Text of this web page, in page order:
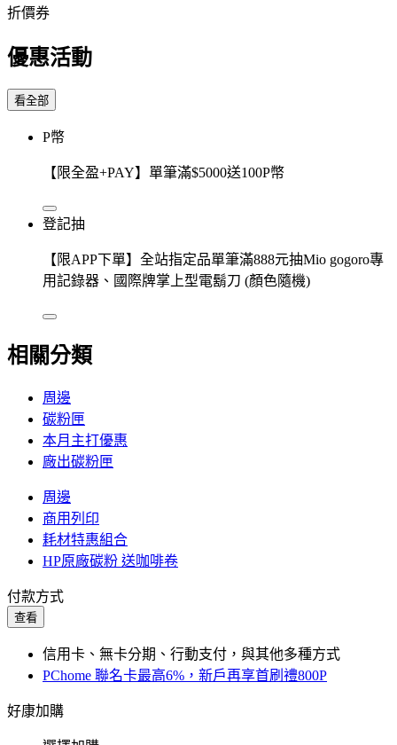
折價券
優惠活動
看全部
P幣
【限全盈+PAY】單筆滿$5000送100P幣
登記抽
【限APP下單】全站指定品單筆滿888元抽Mio gogoro專
用記錄器、國際牌掌上型電鬍刀 (顏色隨機)
相關分類
周邊
碳粉匣
本月主打優惠
廠出碳粉匣
周邊
商用列印
耗材特惠組合
HP原廠碳粉 送咖啡卷
付款方式
查看
信用卡、無卡分期、行動支付，與其他多種方式
PChome 聯名卡最高6%，新戶再享首刷禮800P
好康加購